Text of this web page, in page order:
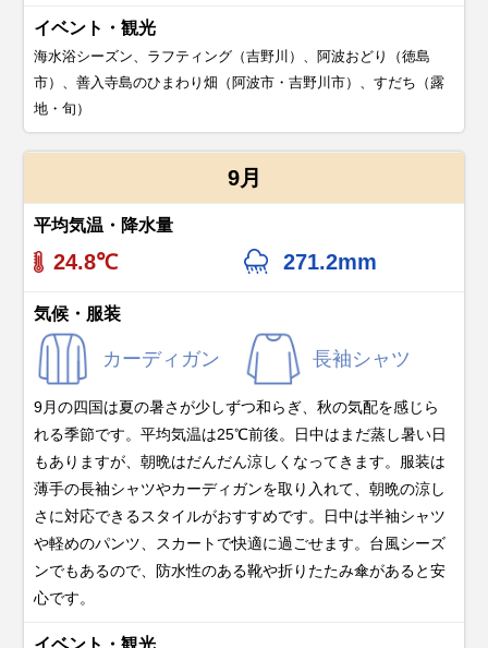
イベント・観光
海水浴シーズン、ラフティング（吉野川）、阿波おどり（徳島
市）、善入寺島のひまわり畑（阿波市・吉野川市）、すだち（露
地・旬）
9月
平均気温・降水量
24.8℃ 271.2mm
気候・服装
カーディガン 長袖シャツ
9月の四国は夏の暑さが少しずつ和らぎ、秋の気配を感じら
れる季節です。平均気温は25℃前後。日中はまだ蒸し暑い日
もありますが、朝晩はだんだん涼しくなってきます。服装は
薄手の長袖シャツやカーディガンを取り入れて、朝晩の涼し
さに対応できるスタイルがおすすめです。日中は半袖シャツ
や軽めのパンツ、スカートで快適に過ごせます。台風シーズ
ンでもあるので、防水性のある靴や折りたたみ傘があると安
心です。
イベント・観光